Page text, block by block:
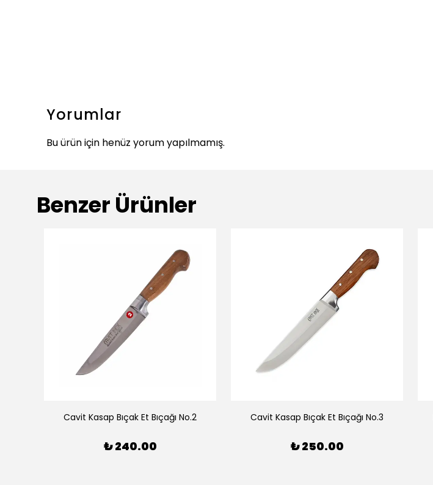
Yorumlar
Bu ürün için henüz yorum yapılmamış.
Benzer Ürünler
Cavit Kasap Bıçak Et Bıçağı No.2
₺ 240.00
Cavit Kasap Bıçak Et Bıçağı No.3
₺ 250.00